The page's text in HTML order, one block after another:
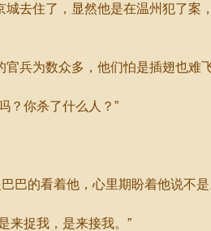
住了，显然他是在温州犯了案
兵为数众多，他们怕是插翅也难飞
你杀了什么人？”
的看着他，心里期盼着他说不是
捉我，是来接我。”